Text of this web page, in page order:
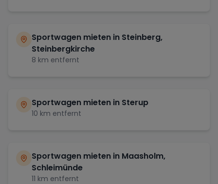
Sportwagen mieten in Steinberg,
Steinbergkirche
8 km entfernt
Sportwagen mieten in Sterup
10 km entfernt
Sportwagen mieten in Maasholm,
Schleimünde
11 km entfernt